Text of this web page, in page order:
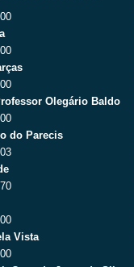
Olegário Baldo
do Parecis
Vista